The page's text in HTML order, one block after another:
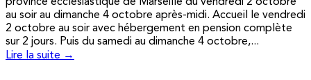
province ecclésiastique de Marseille du vendredi 2 octobre
au soir au dimanche 4 octobre après-midi. Accueil le vendredi
2 octobre au soir avec hébergement en pension complète
sur 2 jours. Puis du samedi au dimanche 4 octobre,...
Lire la suite →